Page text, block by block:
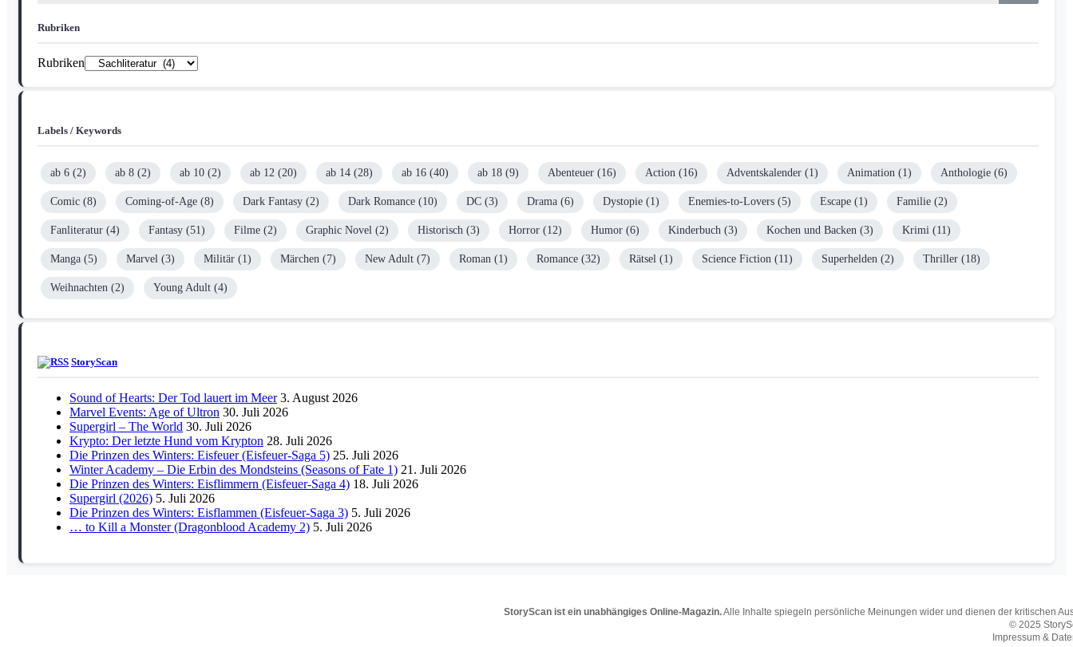
Rubriken
Rubriken
Labels / Keywords
ab 6 (2) ab 8 (2) ab 10 (2) ab 12 (20) ab 14 (28) ab 16 (40) ab 18 (9) Abenteuer (16) Action (16) Adventskalender (1) Animation (1) Anthologie (6)
Comic (8) Coming-of-Age (8) Dark Fantasy (2) Dark Romance (10) DC (3) Drama (6) Dystopie (1) Enemies-to-Lovers (5) Escape (1) Familie (2)
Fanliteratur (4) Fantasy (51) Filme (2) Graphic Novel (2) Historisch (3) Horror (12) Humor (6) Kinderbuch (3) Kochen und Backen (3) Krimi (11)
Manga (5) Marvel (3) Militär (1) Märchen (7) New Adult (7) Roman (1) Romance (32) Rätsel (1) Science Fiction (11) Superhelden (2) Thriller (18)
Weihnachten (2) Young Adult (4)
StoryScan
Sound of Hearts: Der Tod lauert im Meer 3. August 2026
Marvel Events: Age of Ultron 30. Juli 2026
Supergirl – The World 30. Juli 2026
Krypto: Der letzte Hund vom Krypton 28. Juli 2026
Die Prinzen des Winters: Eisfeuer (Eisfeuer-Saga 5) 25. Juli 2026
Winter Academy – Die Erbin des Mondsteins (Seasons of Fate 1) 21. Juli 2026
Die Prinzen des Winters: Eisflimmern (Eisfeuer-Saga 4) 18. Juli 2026
Supergirl (2026) 5. Juli 2026
Die Prinzen des Winters: Eisflammen (Eisfeuer-Saga 3) 5. Juli 2026
… to Kill a Monster (Dragonblood Academy 2) 5. Juli 2026
StoryScan ist ein unabhängiges Online-Magazin.Alle Inhalte spiegeln persönliche Meinungen wider und dienen der kritischen
© 2025
Impressum &